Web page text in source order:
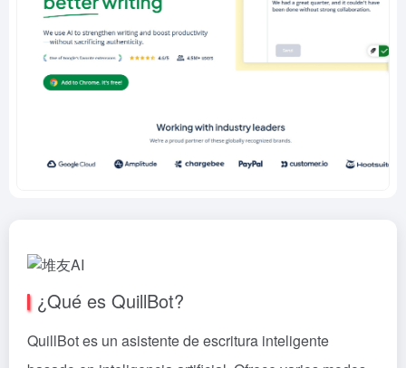
¿Qué es QuillBot?
QuillBot es un asistente de escritura inteligente